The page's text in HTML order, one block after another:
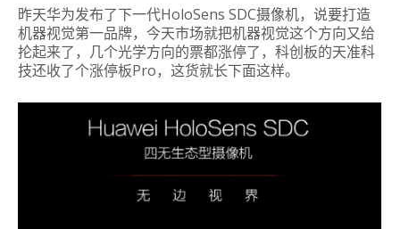
昨天华为发布了下一代HoloSens SDC摄像机，说要打造
机器视觉第一品牌，今天市场就把机器视觉这个方向又给
抡起来了，几个光学方向的票都涨停了，科创板的天准科
技还收了个涨停板Pro，这货就长下面这样。